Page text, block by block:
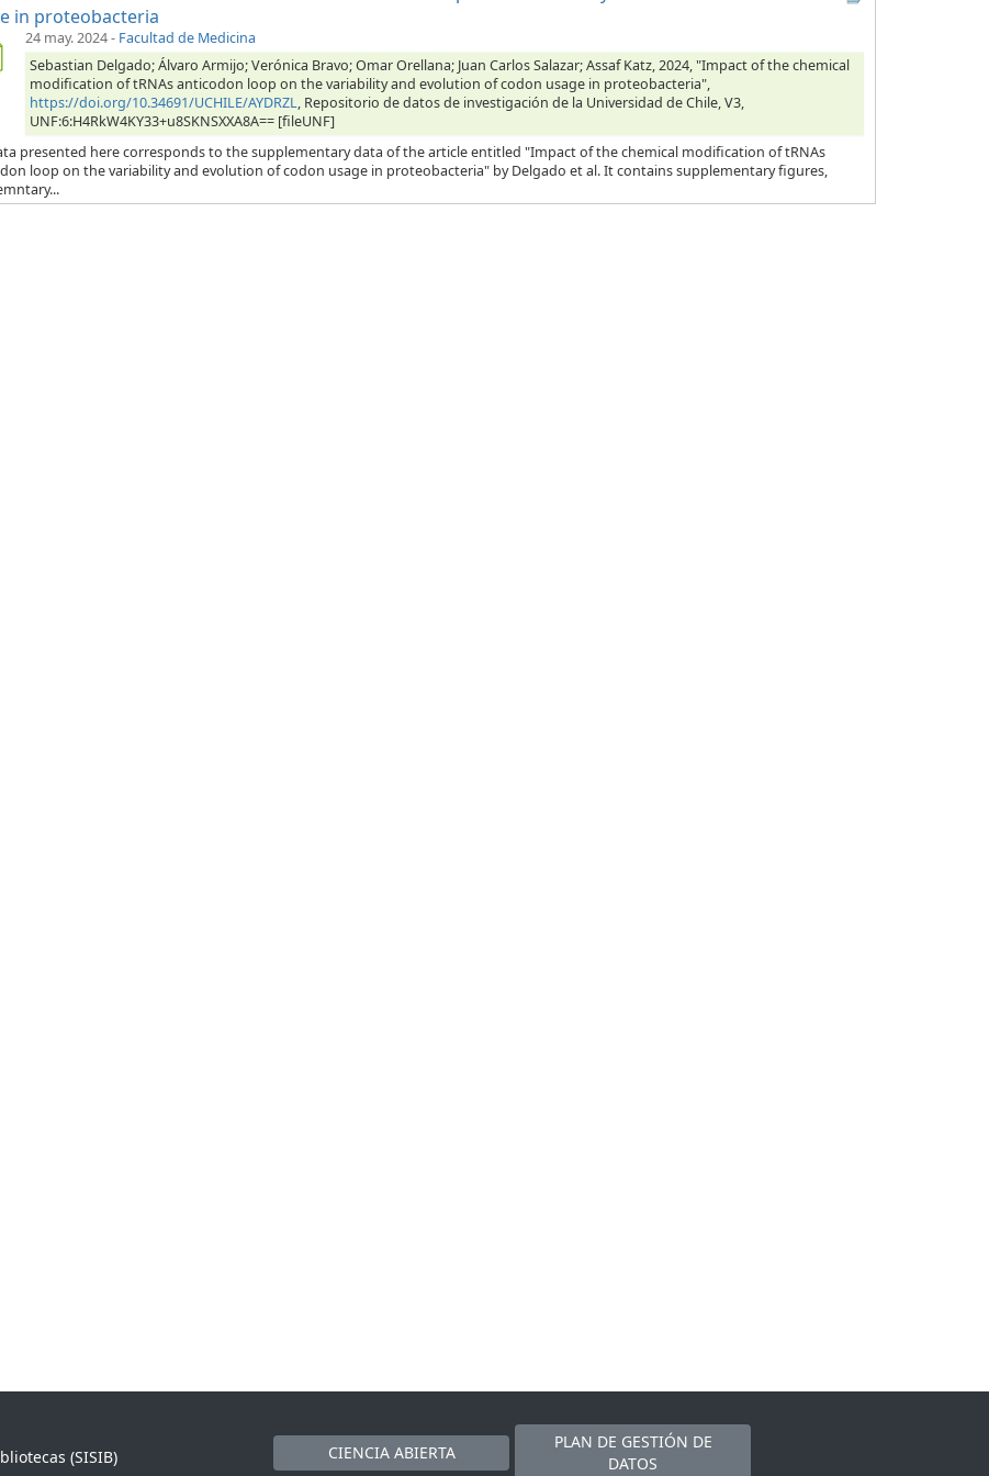
in proteobacteria
24 may. 2024- Facultad de Medicina
Sebastian Delgado; Álvaro Armijo; Verónica Bravo; Omar Orellana; Juan Carlos Salazar; Assaf Katz, 2024, "Impact of the chemical
modification of tRNAs anticodon loop on the variability and evolution of codon usage in proteobacteria",
https://doi.org/10.34691/UCHILE/AYDRZL, Repositorio de datos de investigación de la Universidad de Chile, V3,
UNF:6:H4RkW4KY33+u8SKNSXXA8A== [fileUNF]
presented here corresponds to the supplementary data of the article entitled "Impact of the chemical modification of tRNAs
loop on the variability and evolution of codon usage in proteobacteria" by Delgado et al. It contains supplementary figures,
(SISIB)
CIENCIA ABIERTA
PLAN DE GESTIÓN DE
DATOS